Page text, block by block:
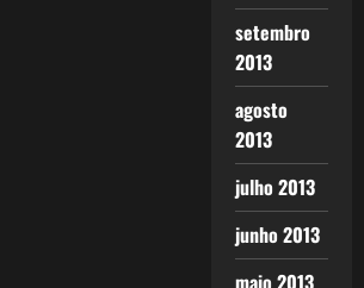
setembro
2013
agosto
2013
julho 2013
junho 2013
maio 2013